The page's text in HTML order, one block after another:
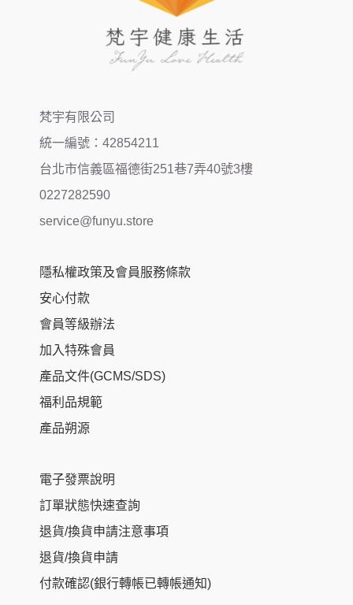
梵宇有限公司
統一編號：42854211
台北市信義區福德街251巷7弄40號3樓
0227282590
service@funyu.store
隱私權政策及會員服務條款
安心付款
會員等級辦法
加入特殊會員
產品文件(GCMS/SDS)
福利品規範
產品朔源
電子發票說明
訂單狀態快速查詢
退貨/換貨申請注意事項
退貨/換貨申請
付款確認(銀行轉帳已轉帳通知)